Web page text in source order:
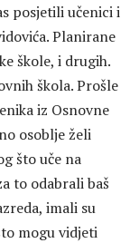
posjetili učenici i
Planirane
škole, i drugih.
škola. Prošle
iz Osnovne
osoblje želi
što uče na
to odabrali baš
imali su
mogu vidjeti